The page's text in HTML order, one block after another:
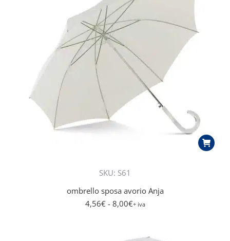
SKU: S61
ombrello sposa avorio Anja
4,56€- 8,00€+ iva